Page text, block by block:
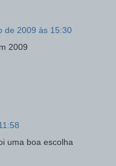
de 2009 às 15:30
2009
uma boa escolha